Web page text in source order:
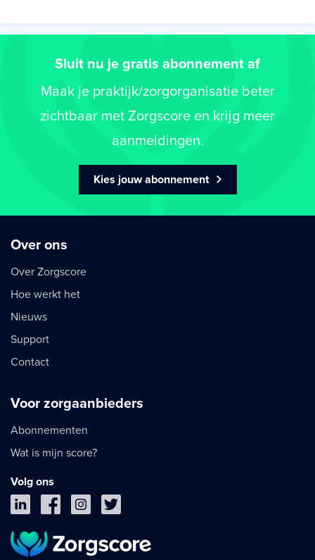
Sluit nu je gratis abonnement af
Maak je praktijk/zorgorganisatie beter
zichtbaar met Zorgscore en krijg meer
aanmeldingen.
Kies jouw abonnement
Over ons
Over Zorgscore
Hoe werkt het
Nieuws
Support
Contact
Voor zorgaanbieders
Abonnementen
Wat is mijn score?
Volg ons